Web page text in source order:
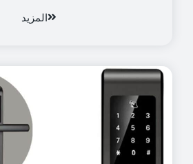
المزيد